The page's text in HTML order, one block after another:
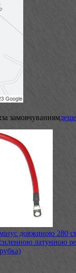
за замовчуванням
довжиною 280 см
латунною